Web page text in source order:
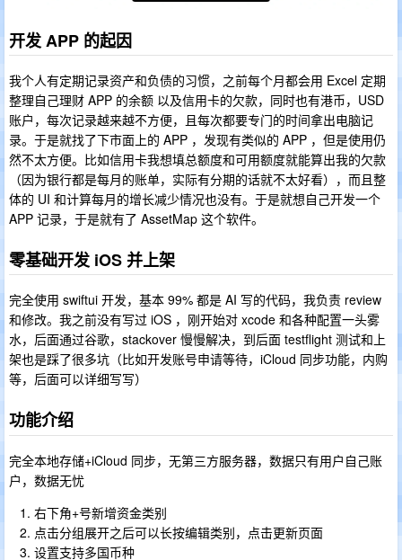
开发 APP 的起因
我个人有定期记录资产和负债的习惯，之前每个月都会用 Excel 定期
整理自己理财 APP 的余额 以及信用卡的欠款，同时也有港币，USD
账户，每次记录越来越不方便，且每次都要专门的时间拿出电脑记
录。于是就找了下市面上的 APP ，发现有类似的 APP ，但是使用仍
然不太方便。比如信用卡我想填总额度和可用额度就能算出我的欠款
（因为银行都是每月的账单，实际有分期的话就不太好看），而且整
体的 UI 和计算每月的增长减少情况也没有。于是就想自己开发一个
APP 记录，于是就有了 AssetMap 这个软件。
零基础开发 iOS 并上架
完全使用 swiftui 开发，基本 99% 都是 AI 写的代码，我负责 review
和修改。我之前没有写过 iOS ，刚开始对 xcode 和各种配置一头雾
水，后面通过谷歌，stackover 慢慢解决，到后面 testflight 测试和上
架也是踩了很多坑（比如开发账号申请等待，iCloud 同步功能，内购
等，后面可以详细写写）
功能介绍
完全本地存储+iCloud 同步，无第三方服务器，数据只有用户自己账
户，数据无忧
右下角+号新增资金类别
点击分组展开之后可以长按编辑类别，点击更新页面
设置支持多国币种